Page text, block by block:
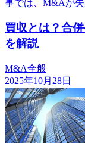
事では、M&Aが
買収とは？合
を解説
M&A全般
2025年10月28日